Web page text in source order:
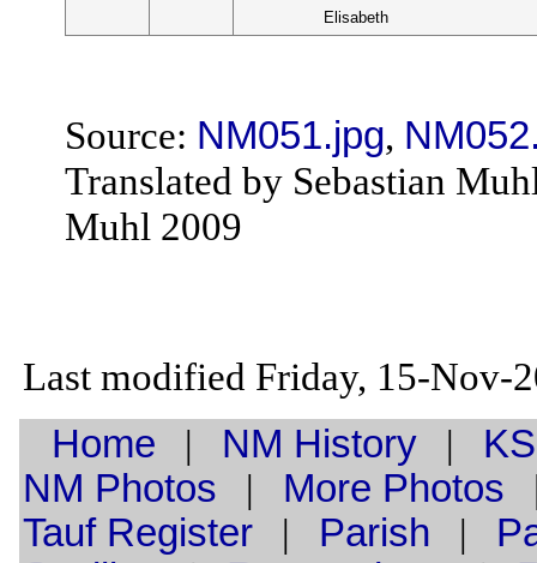
Elisabeth
Source: NM051.jpg,
Translated by Sebastian
Muhl 2009
Last modified Friday, 15-Nov-
Home | NM History|
NM Photos | More Photos
TaufRegister| Parish |